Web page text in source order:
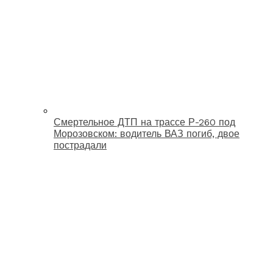
Смертельное ДТП на трассе Р-260 под
Морозовском: водитель ВАЗ погиб, двое
пострадали